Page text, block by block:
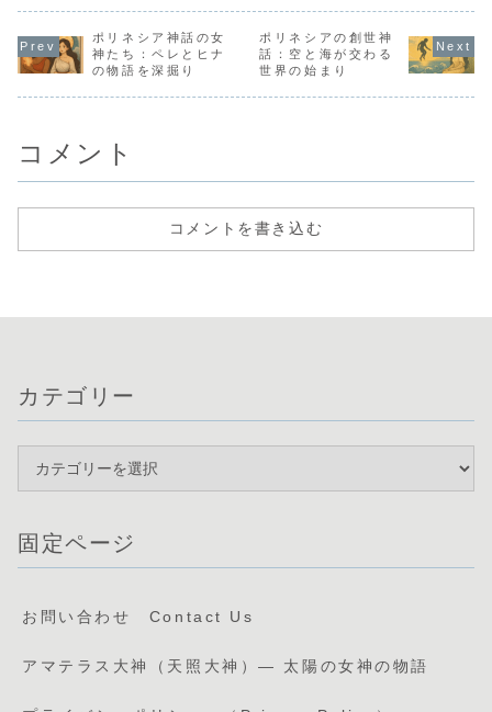
探ります。セトと
の戦い、復活の力
を詳しく解説。
ます。
精神性に与えた影
響を紹介。
ポリネシア神話の女
神たち：ペレとヒナ
の物語を深掘り
ポリネシアの創世神
話：空と海が交わる
世界の始まり
コメント
コメントを書き込む
カテゴリー
固定ページ
お問い合わせ Contact Us
アマテラス大神（天照大神）— 太陽の女神の物語